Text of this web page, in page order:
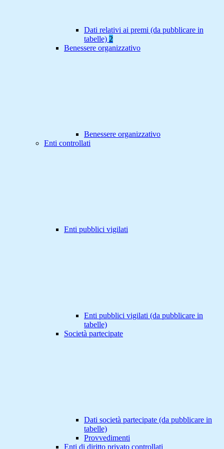
Dati relativi ai premi (da pubblicare in
tabelle) 2
Benessere organizzativo
Benessere organizzativo
Enti controllati
Enti pubblici vigilati
Enti pubblici vigilati (da pubblicare in
tabelle)
Società partecipate
Dati società partecipate (da pubblicare in
tabelle)
Provvedimenti
Enti di diritto privato controllati